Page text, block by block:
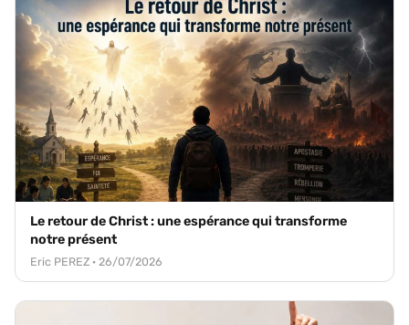
Le retour de Christ : une espérance qui transforme
notre présent
Eric PEREZ · 26/07/2026